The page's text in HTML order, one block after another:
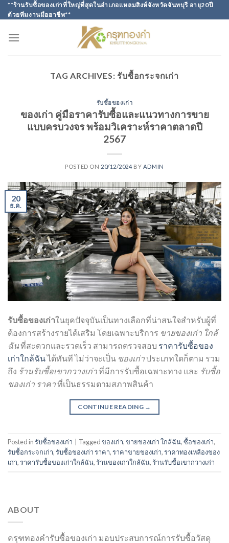
Skip
to
**ร้านรับซื้อของเก่าที่ใหญ่ที่สุดในอำเภอแหลมสิงห์จังหวัดจันทบุรี อายุ20ปี
ด้วยทีมงานมืออาชีพ**
TAG ARCHIVES: รับซื้อกระจกเก่า
รับซื้อของเก่า
ของเก่า คู่มือราคารับซื้อและแนวทางการขาย
แบบครบวงจร พร้อมวิเคราะห์ราคาตลาดปี
2567
POSTED ON 20/12/2024 BY ADMIN
20
ธ.ค.
รับซื้อของเก่าในยุคปัจจุบันเป็นทางเลือกที่น่าสนใจสำหรับผู้ที่
ต้องการสร้างรายได้เสริม โดยเฉพาะบริการ ขายของเก่า ใกล้
ฉันที่สะดวกและรวดเร็ว สามารถตรวจสอบ ราคารับซื้อของ
เก่าใกล้ฉันได้ทันที ไม่ว่าจะเป็น ของเก่า ประเภทใดก็ตาม รวม
ถึง ร้านรับซื้อเขากวางเก่าที่มีการรับซื้อเฉพาะทาง และ รับซื้อ
ของเก่า ราคาที่เป็นธรรมตามสภาพสินค้า
CONTINUE READING →
Posted inรับซื้อของเก่า Taggedของเก่า,ขายของเก่า ใกล้ฉัน,ซื้อของเก่า,
รับซื้อกระจกเก่า,รับซื้อของเก่า ราคา,ราคาขายของเก่า,ราคาทองเหลืองของ
เก่า,ราคารับซื้อของเก่าใกล้ฉัน,ร้านของเก่าใกล้ฉัน,ร้านรับซื้อเขากวางเก่า
ABOUT
ครุฑทองคำรับซื้อของเก่า มอบประสบการณ์การรับซื้อวัสดุ